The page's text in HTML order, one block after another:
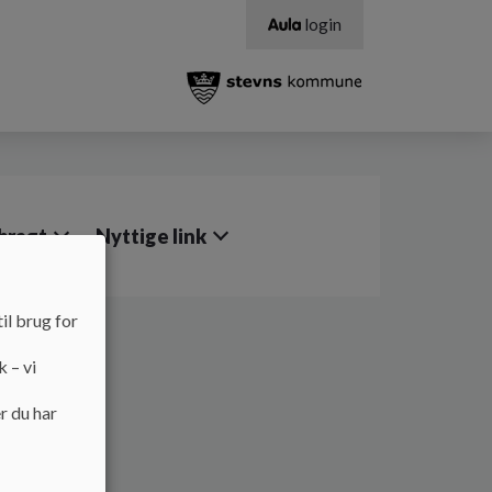
login
Nyttige link
brug for
– vi
du har